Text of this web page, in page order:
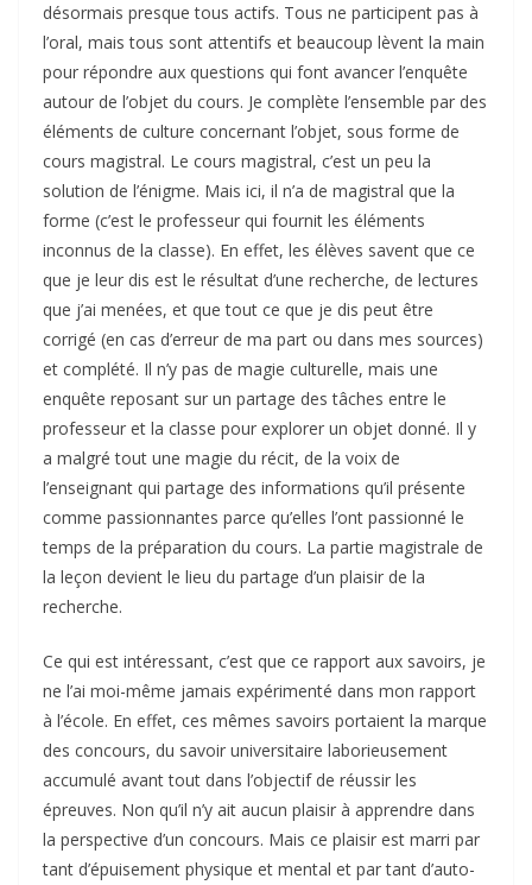
désormais presque tous actifs. Tous ne participent pas à
l’oral, mais tous sont attentifs et beaucoup lèvent la main
pour répondre aux questions qui font avancer l’enquête
autour de l’objet du cours. Je complète l’ensemble par des
éléments de culture concernant l’objet, sous forme de
cours magistral. Le cours magistral, c’est un peu la
solution de l’énigme. Mais ici, il n’a de magistral que la
forme (c’est le professeur qui fournit les éléments
inconnus de la classe). En effet, les élèves savent que ce
que je leur dis est le résultat d’une recherche, de lectures
que j’ai menées, et que tout ce que je dis peut être
corrigé (en cas d’erreur de ma part ou dans mes sources)
et complété. Il n’y pas de magie culturelle, mais une
enquête reposant sur un partage des tâches entre le
professeur et la classe pour explorer un objet donné. Il y
a malgré tout une magie du récit, de la voix de
l’enseignant qui partage des informations qu’il présente
comme passionnantes parce qu’elles l’ont passionné le
temps de la préparation du cours. La partie magistrale de
la leçon devient le lieu du partage d’un plaisir de la
recherche.
Ce qui est intéressant, c’est que ce rapport aux savoirs, je
ne l’ai moi-même jamais expérimenté dans mon rapport
à l’école. En effet, ces mêmes savoirs portaient la marque
des concours, du savoir universitaire laborieusement
accumulé avant tout dans l’objectif de réussir les
épreuves. Non qu’il n’y ait aucun plaisir à apprendre dans
la perspective d’un concours. Mais ce plaisir est marri par
tant d’épuisement physique et mental et par tant d’auto-